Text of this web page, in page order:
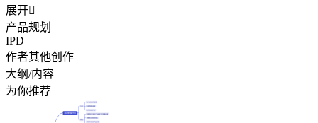
展开
产品规划
IPD
作者其他创作
大纲/内容
为你推荐